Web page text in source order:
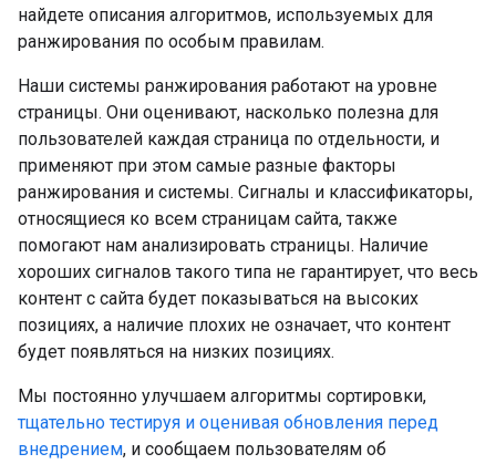
найдете описания алгоритмов, используемых для
ранжирования по особым правилам.
Наши системы ранжирования работают на уровне
страницы. Они оценивают, насколько полезна для
пользователей каждая страница по отдельности, и
применяют при этом самые разные факторы
ранжирования и системы. Сигналы и классификаторы,
относящиеся ко всем страницам сайта, также
помогают нам анализировать страницы. Наличие
хороших сигналов такого типа не гарантирует, что весь
контент с сайта будет показываться на высоких
позициях, а наличие плохих не означает, что контент
будет появляться на низких позициях.
Мы постоянно улучшаем алгоритмы сортировки,
тщательно тестируя и оценивая обновления перед
внедрением, и сообщаем пользователям об